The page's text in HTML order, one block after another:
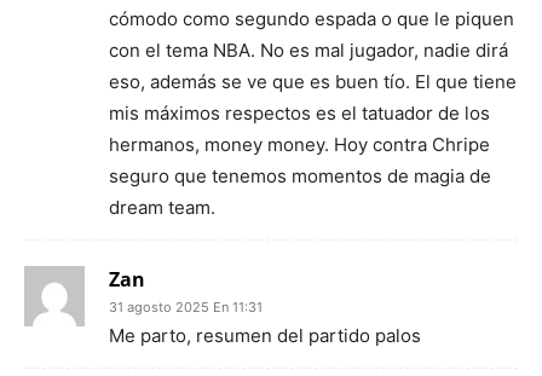
cómodo como segundo espada o que le piquen
con el tema NBA. No es mal jugador, nadie dirá
eso, además se ve que es buen tío. El que tiene
mis máximos respectos es el tatuador de los
hermanos, money money. Hoy contra Chripe
seguro que tenemos momentos de magia de
dream team.
Zan
31 agosto 2025 En 11:31
Me parto, resumen del partido palos